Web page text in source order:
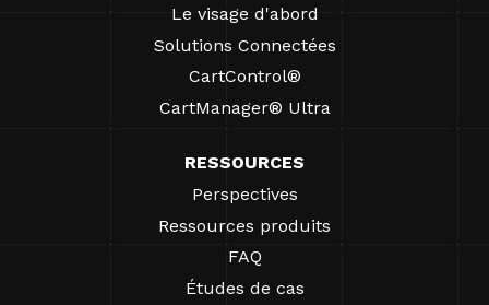
Le visage d'abord
Solutions Connectées
CartControl®
CartManager® Ultra
RESSOURCES
Perspectives
Ressources produits
FAQ
Études de cas